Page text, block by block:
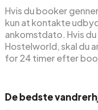
Hvis du booker
kun at kontakte
ankomstdato. Hvis
Hostelworld, skal du
for 24 timer efter
De bedste